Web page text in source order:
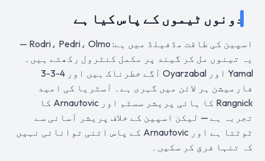
دونوں ٹیموں کے پاس کیا ہے
اسپین کی طاقت مڈفیلڈ میں ہے: Rodri، Pedri، Olmo —
یہ تینوں مل کر گیند پر مکمل کنٹرول رکھتے ہیں۔
Yamal اور Oyarzabal آگے خطرناک ہیں اور 4-3-3
فارمیشن ہر لائن میں گہری ہے۔ آسٹریا کی امید
Rangnick کا ہائی پریشر سسٹم اور Arnautovic کا
تجربہ ہے — لیکن اسپین کے خلاف پریشر آسانی سے
ٹوٹتا ہے اور Arnautovic کے پاس اتنی توانائی نہیں
کہ تنہا فرق کر سکیں۔